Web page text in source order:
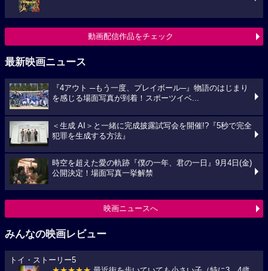
動画配信作品をチェック
最新映画ニュース
『4アウト ─もう一度、プレイボール─』物語のはじまり
を感じる場面写真が到着！スポーツイベ...
＜生成 AI＞と一緒に完成披露試写会を開催!?『5秒で完全
犯罪を生成する方法』
時空を超えた愛の軌跡『僕の一年、君の一日』9月4日(金)
公開決定！場面写真一挙解禁
映画ニュースへ
みんなの映画レビュー
トイ・ストーリー5